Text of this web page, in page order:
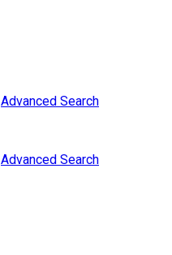
Advanced Search
Advanced Search